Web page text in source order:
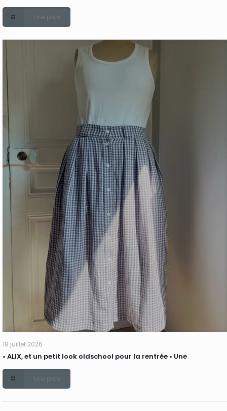
Lire plus
18 juillet 2026
• ALIX, et un petit look oldschool pour la rentrée • Une
Lire plus